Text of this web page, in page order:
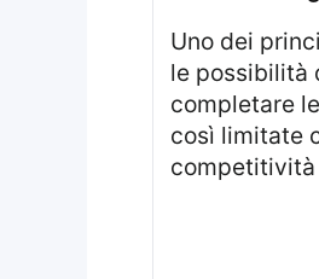
Uno dei
le possibilità
completare
così limitate